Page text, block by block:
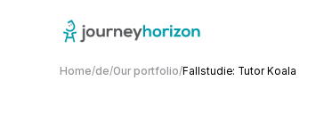
Home/de/Our portfolio/Fallstudie: Tutor Koala